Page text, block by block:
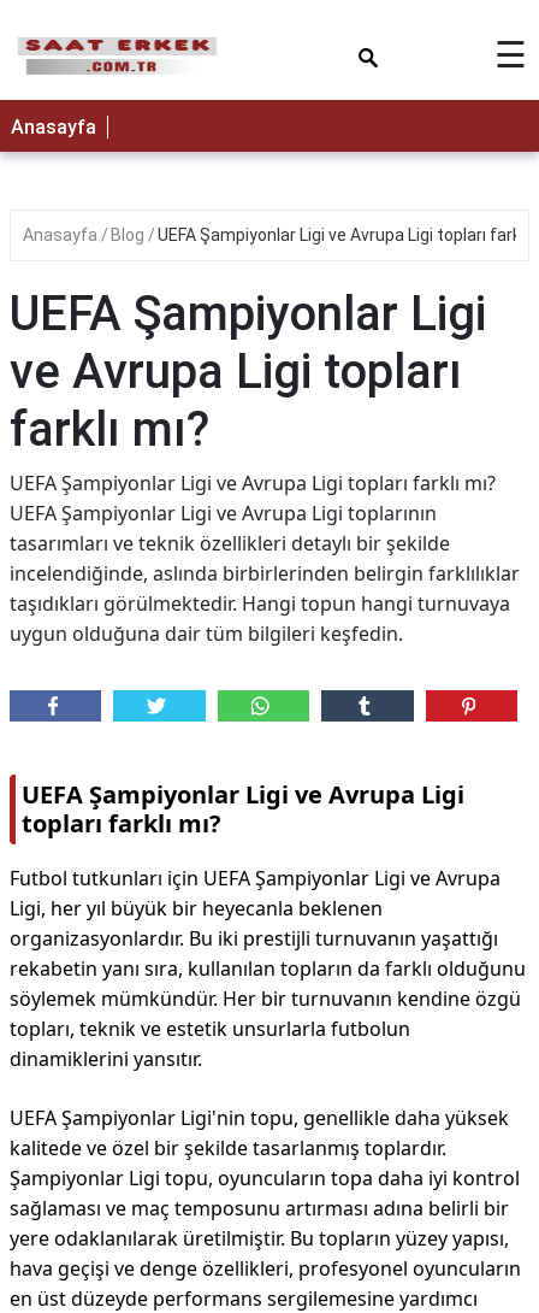
☰
Anasayfa
Anasayfa Blog UEFA Şampiyonlar Ligi ve Avrupa Ligi topları farklı
UEFA Şampiyonlar Ligi
ve Avrupa Ligi topları
farklı mı?
UEFA Şampiyonlar Ligi ve Avrupa Ligi topları farklı mı?
UEFA Şampiyonlar Ligi ve Avrupa Ligi toplarının
tasarımları ve teknik özellikleri detaylı bir şekilde
incelendiğinde, aslında birbirlerinden belirgin farklılıklar
taşıdıkları görülmektedir. Hangi topun hangi turnuvaya
uygun olduğuna dair tüm bilgileri keşfedin.
UEFA Şampiyonlar Ligi ve Avrupa Ligi
topları farklı mı?
Futbol tutkunları için UEFA Şampiyonlar Ligi ve Avrupa
Ligi, her yıl büyük bir heyecanla beklenen
organizasyonlardır. Bu iki prestijli turnuvanın yaşattığı
rekabetin yanı sıra, kullanılan topların da farklı olduğunu
söylemek mümkündür. Her bir turnuvanın kendine özgü
topları, teknik ve estetik unsurlarla futbolun
dinamiklerini yansıtır.
UEFA Şampiyonlar Ligi'nin topu, genellikle daha yüksek
kalitede ve özel bir şekilde tasarlanmış toplardır.
Şampiyonlar Ligi topu, oyuncuların topa daha iyi kontrol
sağlaması ve maç temposunu artırması adına belirli bir
yere odaklanılarak üretilmiştir. Bu topların yüzey yapısı,
hava geçişi ve denge özellikleri, profesyonel oyuncuların
en üst düzeyde performans sergilemesine yardımcı